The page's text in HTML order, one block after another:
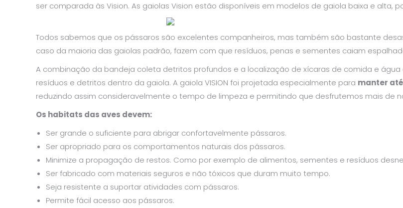
ser comparada às Vision. As gaiolas Vision estão disponíveis em modelos de gaiola baixa e alta,
Todos sabemos que os pássaros são excelentes companheiros, mas também são bastante
caso da maioria das gaiolas padrão, fazem com que resíduos, penas e sementes caiam
A combinação da bandeja coleta detritos profundos e a localização de xícaras de comida e
resíduos e detritos dentro da gaiola. A gaiola VISION foi projetada especialmente para manter
reduzindo assim consideravelmente o tempo de limpeza e permitindo que desfrutemos mais de
Os habitats das aves devem:
Ser grande o suficiente para abrigar confortavelmente pássaros.
Ser apropriado para os comportamentos naturais dos pássaros.
Minimize a propagação de restos. Como por exemplo de alimentos, sementes e resíduos
Ser fabricado com materiais seguros e não tóxicos que duram muito tempo.
Seja resistente a suportar atividades com pássaros.
Permite fácil acesso aos pássaros.